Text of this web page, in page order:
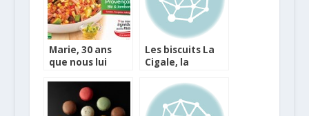
Marie, 30 ans
que nous lui
Les biscuits La
Cigale, la
chanter les
papilles